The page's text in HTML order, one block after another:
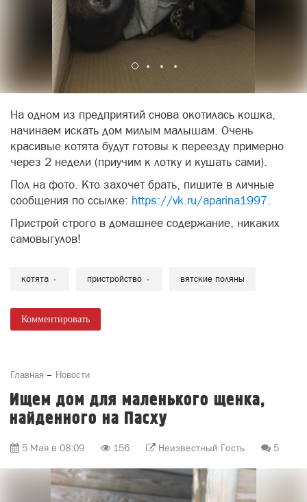
На одном из предприятий снова окотилась кошка,
начинаем искать дом милым малышам. Очень
красивые котята будут готовы к переезду примерно
через 2 недели (приучим к лотку и кушать сами).
Пол на фото. Кто захочет брать, пишите в личные
сообщения по ссылке: https://vk.ru/aparina1997.
Пристрой строго в домашнее содержание, никаких
самовыгулов!
котята пристройство вятские поляны
Комментировать
Главная Новости
Ищем дом для маленького щенка,
найденного на Пасху
5 Мая в 08:09 156 Неизвестный Гость 5